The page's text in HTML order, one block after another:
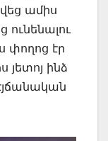
ամիս
ունենալու
փողոց էր
յետոյ ինձ